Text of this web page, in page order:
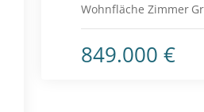
Wohnfläche Zimmer
849.000 €